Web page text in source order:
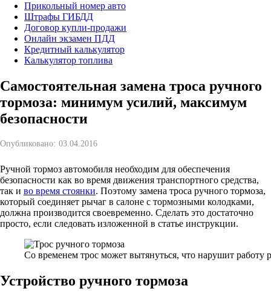
Прикольный номер авто
Штрафы ГИБДД
Договор купли-продажи
Онлайн экзамен ПДД
Кредитный калькулятор
Калькулятор топлива
Самостоятельная замена троса ручного
тормоза: минимум усилий, максимум
безопасности
Опубликовано: 03.04.2016
Ручной тормоз автомобиля необходим для обеспечения
безопасности как во время движения транспортного средства,
так и во время стоянки. Поэтому замена троса ручного тормоза,
который соединяет рычаг в салоне с тормозными колодками,
должна производится своевременно. Сделать это достаточно
просто, если следовать изложенной в статье инструкции.
Со временем трос может вытянуться, что нарушит работу
Устройство ручного тормоза